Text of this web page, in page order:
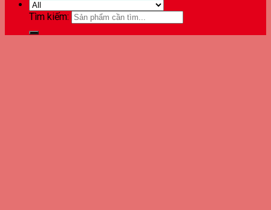
Tìm kiếm: